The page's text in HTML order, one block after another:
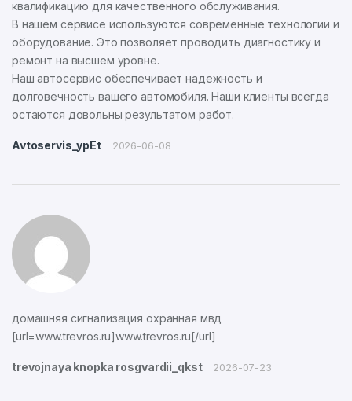
квалификацию для качественного обслуживания.
В нашем сервисе используются современные технологии и
оборудование. Это позволяет проводить диагностику и
ремонт на высшем уровне.
Наш автосервис обеспечивает надежность и
долговечность вашего автомобиля. Наши клиенты всегда
остаются довольны результатом работ.
Avtoservis_ypEt 2026-06-08
домашняя сигнализация охранная мвд
[url=www.trevros.ru]www.trevros.ru[/url]
trevojnaya knopka rosgvardii_qkst 2026-07-23